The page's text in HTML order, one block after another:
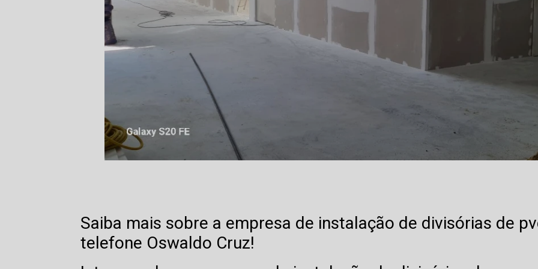
Saiba mais sobre a empresa de instalação de divisórias de
telefone Oswaldo Cruz!